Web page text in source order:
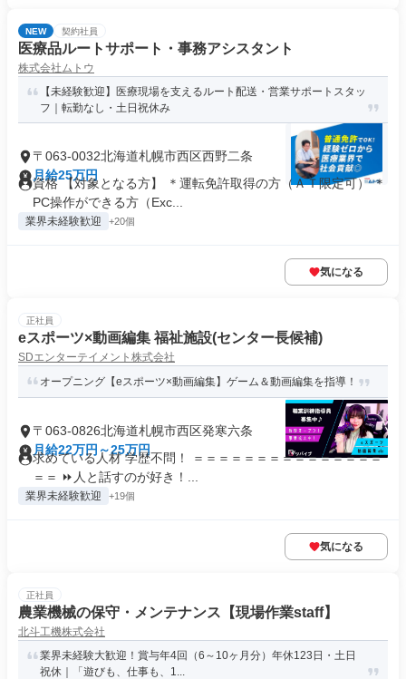
NEW 契約社員
医療品ルートサポート・事務アシスタント
株式会社ムトウ
【未経験歓迎】医療現場を支えるルート配送・営業サポートスタッ
フ｜転勤なし・土日祝休み
〒063-0032北海道札幌市西区西野二条
月給25万円
資格 【対象となる方】 ＊運転免許取得の方（ＡＴ限定可） ＊
PC操作ができる方（Exc...
業界未経験歓迎 +20個
気になる
正社員
eスポーツ×動画編集 福祉施設(センター長候補)
SDエンターテイメント株式会社
オープニング【eスポーツ×動画編集】ゲーム＆動画編集を指導！
〒063-0826北海道札幌市西区発寒六条
月給22万円～25万円
求めている人材 学歴不問！ ＝＝＝＝＝＝＝＝＝＝＝＝＝＝＝
＝＝ ⏩人と話すのが好き！...
業界未経験歓迎 +19個
気になる
正社員
農業機械の保守・メンテナンス【現場作業staff】
北斗工機株式会社
業界未経験大歓迎！賞与年4回（6～10ヶ月分）年休123日・土日
祝休｜「遊びも、仕事も、1...